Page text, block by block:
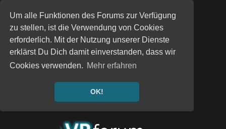
Um alle Funktionen des Forums zur Verfügung
zu stellen, ist die Verwendung von Cookies
erforderlich. Mit der Nutzung unserer Dienste
erklärst Du Dich damit einverstanden, dass wir
Cookies verwenden. Mehr erfahren
OK!